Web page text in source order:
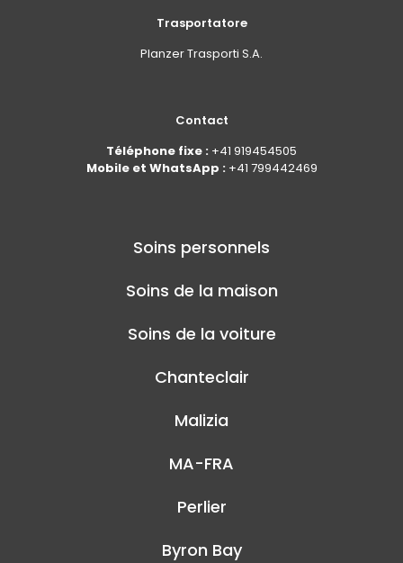
Trasportatore
Planzer Trasporti S.A.
Contact
Téléphone fixe : +41 919454505
Mobile et WhatsApp : +41 799442469
Soins personnels
Soins de la maison
Soins de la voiture
Chanteclair
Malizia
MA-FRA
Perlier
Byron Bay